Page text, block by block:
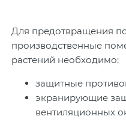
Для предотвращения
производственные
растений необходимо:
защитные
экранирующие
вентиляционных